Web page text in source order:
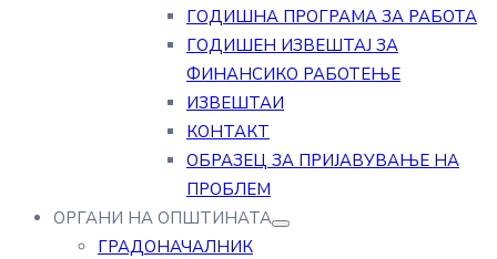
ГОДИШНА ПРОГРАМА ЗА РАБОТА
ГОДИШЕН ИЗВЕШТАЈ ЗА
ФИНАНСИКО РАБОТЕЊЕ
ИЗВЕШТАИ
КОНТАКТ
ОБРАЗЕЦ ЗА ПРИЈАВУВАЊЕ НА
ПРОБЛЕМ
ОРГАНИ НА ОПШТИНАТА
ГРАДОНАЧАЛНИК